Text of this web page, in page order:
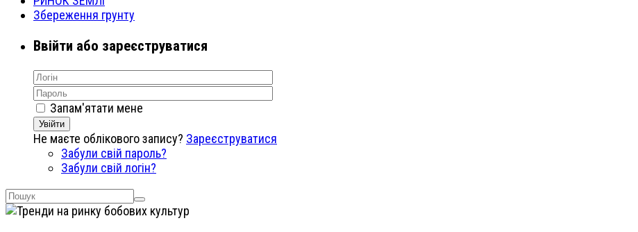
Збереження грунту
Ввійти або зареєструватися
Запам'ятати мене
Увійти
Не маєте облікового запису? Зареєструватися
Забули свій пароль?
Забули свій логін?